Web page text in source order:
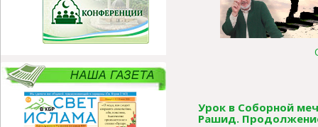
Урок в Соборной
Рашид.